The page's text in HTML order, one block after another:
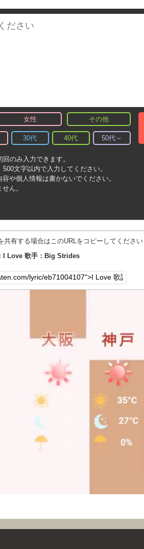
女性 その他
30代 40代 50代～
のみ入力できます。
文字以内で入力してください。
や個人情報は書かないでください。
ん。
有する場合はこのURLをコピーしてください
I Love 歌手：Big Strides